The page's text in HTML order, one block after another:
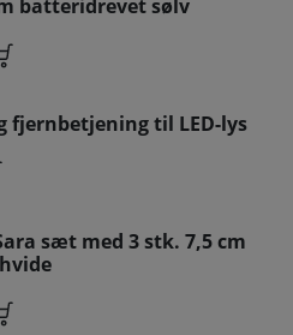
batteridrevet sølv
fjernbetjening til LED-lys
sæt med 3 stk. 7,5 cm